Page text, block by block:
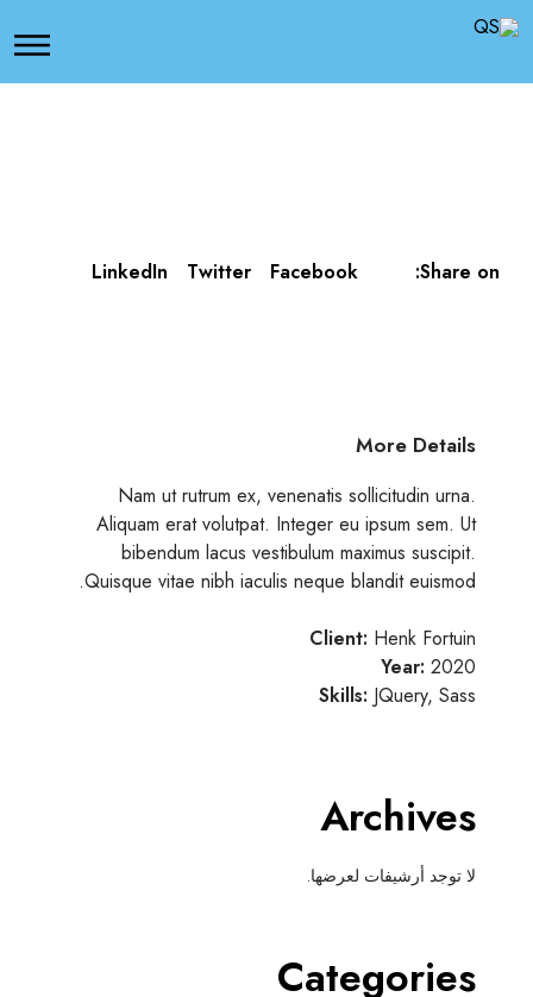
Share on:
Facebook
Twitter
LinkedIn
More Details
Nam ut rutrum ex, venenatis sollicitudin urna.
Aliquam erat volutpat. Integer eu ipsum sem. Ut
bibendum lacus vestibulum maximus suscipit.
Quisque vitae nibh iaculis neque blandit euismod.
Client: Henk Fortuin
Year: 2020
Skills: JQuery, Sass
Archives
لا توجد أرشيفات لعرضها.
Categories